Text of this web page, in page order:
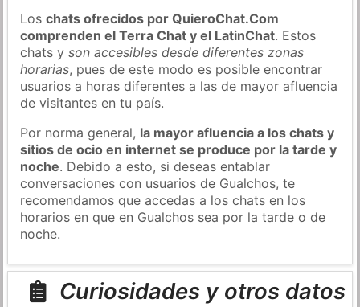
Loschats ofrecidos por QuieroChat.Com
comprenden el Terra Chat y el LatinChat. Estos
chats yson accesibles desde diferentes zonas
horarias, pues de este modo es posible encontrar
usuarios a horas diferentes a las de mayor afluencia
de visitantes en tu país.
Por norma general, la mayor afluencia a los chats y
sitios de ocio en internet se produce por la tarde y
noche. Debido a esto, si deseas entablar
conversaciones con usuarios de Gualchos, te
recomendamos que accedas a los chats en los
horarios en que en Gualchos sea por la tarde o de
noche.
Curiosidades y otros datos